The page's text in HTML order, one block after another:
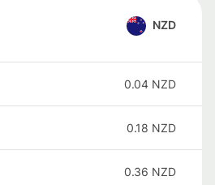
NZD
0.04 NZD
0.18 NZD
0.36 NZD